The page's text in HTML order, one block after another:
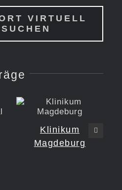
VIRTUELL
Klinikum
Magdeburg